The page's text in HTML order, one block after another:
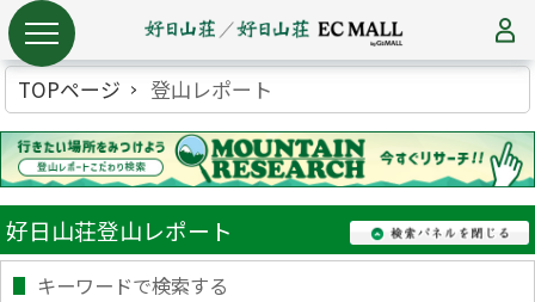
TOPページ 登山レポート
好日山荘登山レポート
キーワードで検索する